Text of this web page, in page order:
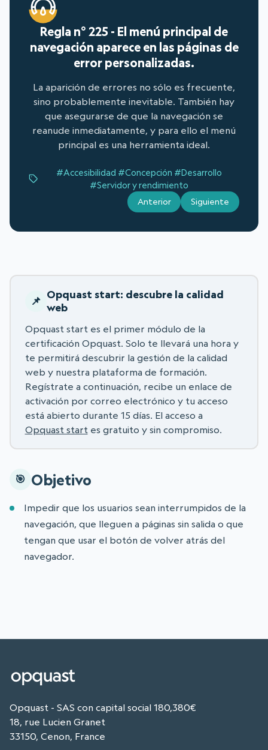
Regla n° 225 - El menú principal de
navegación aparece en las páginas de
error personalizadas.
La aparición de errores no sólo es frecuente,
sino probablemente inevitable. También hay
que asegurarse de que la navegación se
reanude inmediatamente, y para ello el menú
principal es una herramienta ideal.
#Accesibilidad #Concepción #Desarrollo
#Servidor y rendimiento
Anterior Siguiente
Opquast start: descubre la calidad
web
Opquast start es el primer módulo de la
certificación Opquast. Solo te llevará una hora y
te permitirá descubrir la gestión de la calidad
web y nuestra plataforma de formación.
Regístrate a continuación, recibe un enlace de
activación por correo electrónico y tu acceso
está abierto durante 15 días. El acceso a
Opquast startes gratuito y sin compromiso.
Objetivo
Impedir que los usuarios sean interrumpidos de la
navegación, que lleguen a páginas sin salida o que
tengan que usar el botón de volver atrás del
navegador.
Opquast - SAS con capital social 180,380€
18, rue Lucien Granet
33150, Cenon, France